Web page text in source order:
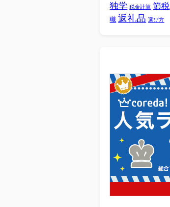
独学 税金計算 節税
職 返礼品 選び方